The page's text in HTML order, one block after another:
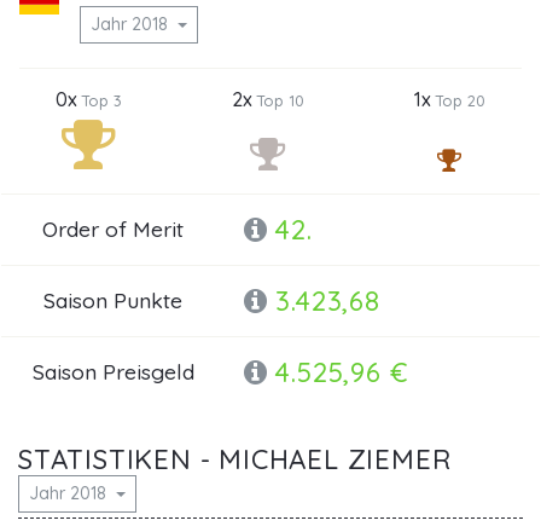
Jahr 2018
0xTop 3 2xTop 10 1xTop 20
Order of Merit 42.
Saison Punkte 3.423,68
Saison Preisgeld 4.525,96 €
STATISTIKEN - MICHAEL ZIEMER
Jahr 2018